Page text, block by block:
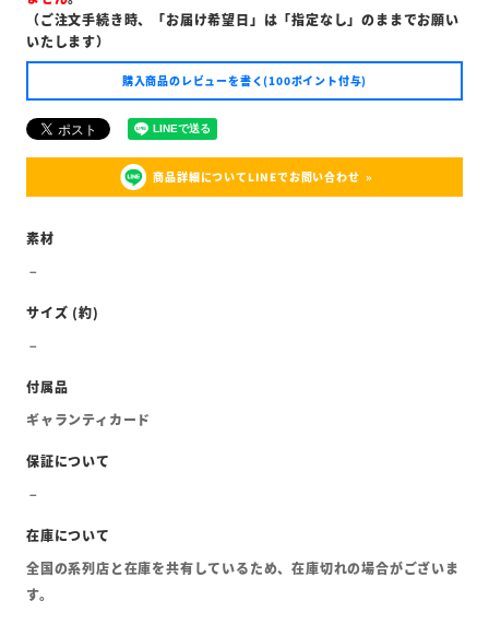
（ご注文手続き時、「お届け希望日」は「指定なし」のままでお願い
いたします）
購入商品のレビューを書く(100ポイント付与)
商品詳細についてLINEでお問い合わせ
ギャランティカード
全国の系列店と在庫を共有しているため、在庫切れの場合がございま
す。